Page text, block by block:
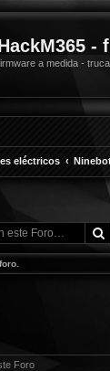
-
a medida -
eléctricos
Foro